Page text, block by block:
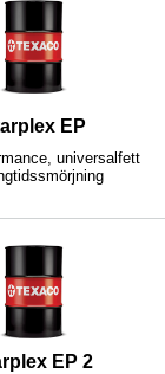
EP
universalfett
EP 2